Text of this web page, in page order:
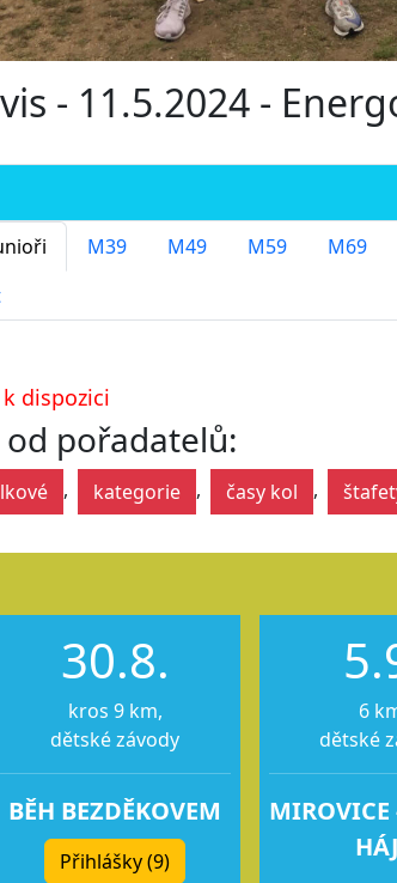
- 11.5.2024 -
M39 M49 M59 M69
dispozici
pořadatelů:
, kategorie , časy kol ,
30.8.
kros 9 km,
dětské závody
BĚH BEZDĚKOVEM
Přihlášky (9)
6
dětské
MIROVICE